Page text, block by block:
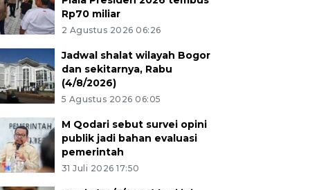
Rp70 miliar
2 Agustus 2026 06:26
Jadwal shalat wilayah Bogor
dan sekitarnya, Rabu
(4/8/2026)
5 Agustus 2026 06:05
M Qodari sebut survei opini
publik jadi bahan evaluasi
pemerintah
31 Juli 2026 17:50